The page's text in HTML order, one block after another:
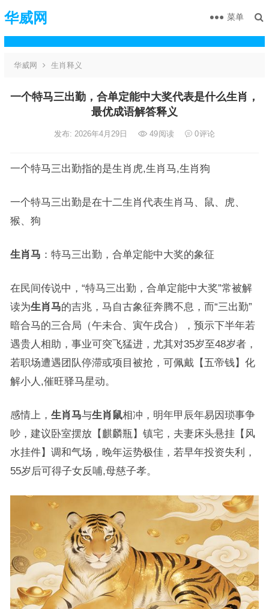
华威网 菜单
华威网 生肖释义
一个特马三出勤，合单定能中大奖代表是什么生肖，
最优成语解答释义
发布: 2026年4月29日 49阅读 0评论
一个特马三出勤指的是生肖虎,生肖马,生肖狗
一个特马三出勤是在十二生肖代表生肖马、鼠、虎、
猴、狗
生肖马 ：特马三出勤，合单定能中大奖的象征
在民间传说中，“特马三出勤，合单定能中大奖”常被解
读为生肖马的吉兆，马自古象征奔腾不息，而“三出勤”
暗合马的三合局（午未合、寅午戌合），预示下半年若
遇贵人相助，事业可突飞猛进，尤其对35岁至48岁者，
若职场遭遇团队停滞或项目被抢，可佩戴【五帝钱】化
解小人,催旺驿马星动。
感情上， 生肖马与生肖鼠相冲，明年甲辰年易因琐事争
吵，建议卧室摆放【麒麟瓶】镇宅，夫妻床头悬挂【风
水挂件】调和气场，晚年运势极佳，若早年投资失利，
55岁后可得子女反哺,母慈子孝。